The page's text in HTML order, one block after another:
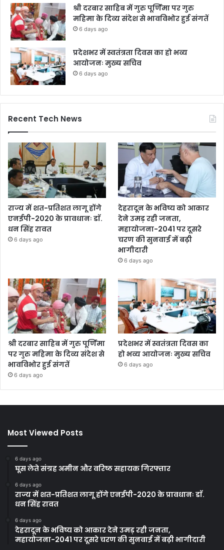
श्री दरबार साहिब में गुरु पूर्णिमा पर गुरु
महिमा के दिव्य संदेश से भावविभोर हुई संगतें
6 days ago
प्रदेशभर में स्वतंत्रता दिवस का हो भव्य
आयोजनः मुख्य सचिव
6 days ago
Recent Tech News
राज्य में शत-प्रतिशत लागू होंगे
एनईपी-2020 के प्रावधानः डाॅ.
धन सिंह रावत
6 days ago
देहरादून के भविष्य को आकार
देने उमड़ रही जनता,
महायोजना-2041 पर दूसरे
चरण की सुनवाई में बढ़ी
भागीदारी
6 days ago
श्री दरबार साहिब में गुरु पूर्णिमा
पर गुरु महिमा के दिव्य संदेश से
भावविभोर हुई संगतें
6 days ago
प्रदेशभर में स्वतंत्रता दिवस का
हो भव्य आयोजनः मुख्य सचिव
6 days ago
Most Viewed Posts
6 days ago
घूस लेते संग्रह अमीन और वरिष्ठ सहायक गिरफ्तार
6 days ago
राज्य में शत-प्रतिशत लागू होंगे एनईपी-2020 के प्रावधानः डाॅ.
धन सिंह रावत
6 days ago
देहरादून के भविष्य को आकार देने उमड़ रही जनता,
महायोजना-2041 पर दूसरे चरण की सुनवाई में बढ़ी भागीदारी